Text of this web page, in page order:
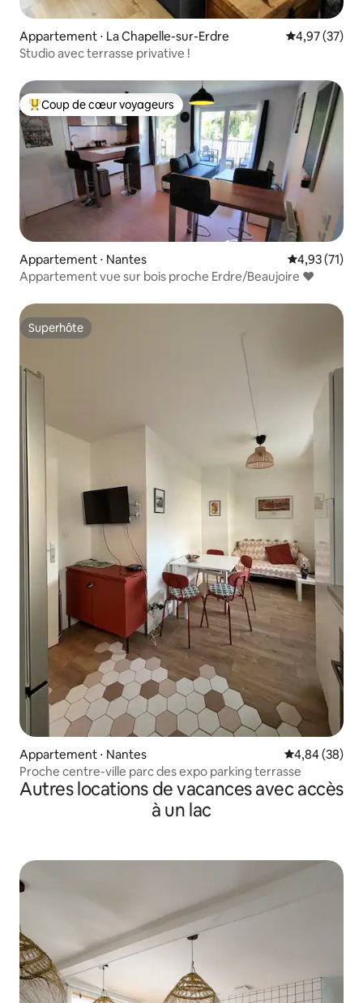
Appartement ⋅ La Chapelle-sur-Erdre Évaluation
4,97 (37)
Studio avec terrasse privative !
Coups de cœur voyageurs les plus appréciés
Coup de cœur voyageurs
Appartement ⋅ Nantes Évaluation
4,93 (71)
Appartement vue sur bois proche Erdre/Beaujoire ❤️
Superhôte
Superhôte
Appartement ⋅ Nantes Évaluation
4,84 (38)
Proche centre-ville parc des expo parking terrasse
Autres locations de vacances avec accès
à un lac